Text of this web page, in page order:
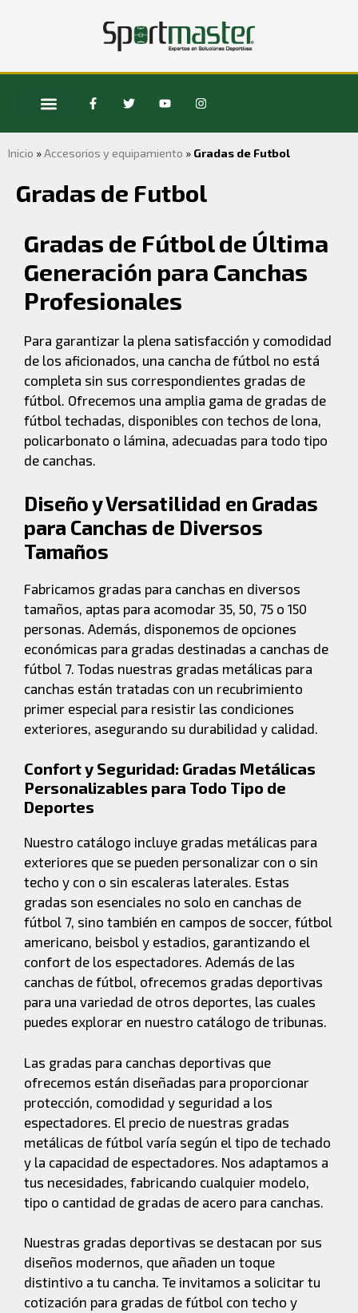
Inicio »Accesorios y equipamiento » Gradas de Futbol
Gradas de Futbol
Gradas de Fútbol de Última
Generación para Canchas
Profesionales
Para garantizar la plena satisfacción y comodidad
de los aficionados, una cancha de fútbol no está
completa sin sus correspondientes gradas de
fútbol. Ofrecemos una amplia gama de gradas de
fútbol techadas, disponibles con techos de lona,
policarbonato o lámina, adecuadas para todo tipo
de canchas.
Diseño y Versatilidad en Gradas
para Canchas de Diversos
Tamaños
Fabricamos gradas para canchas en diversos
tamaños, aptas para acomodar 35, 50, 75 o 150
personas. Además, disponemos de opciones
económicas para gradas destinadas a canchas de
fútbol 7. Todas nuestras gradas metálicas para
canchas están tratadas con un recubrimiento
primer especial para resistir las condiciones
exteriores, asegurando su durabilidad y calidad.
Confort y Seguridad: Gradas Metálicas
Personalizables para Todo Tipo de
Deportes
Nuestro catálogo incluye gradas metálicas para
exteriores que se pueden personalizar con o sin
techo y con o sin escaleras laterales. Estas
gradas son esenciales no solo en canchas de
fútbol 7, sino también en campos de soccer, fútbol
americano, beisbol y estadios, garantizando el
confort de los espectadores. Además de las
canchas de fútbol, ofrecemos gradas deportivas
para una variedad de otros deportes, las cuales
puedes explorar en nuestro catálogo de tribunas.
Las gradas para canchas deportivas que
ofrecemos están diseñadas para proporcionar
protección, comodidad y seguridad a los
espectadores. El precio de nuestras gradas
metálicas de fútbol varía según el tipo de techado
y la capacidad de espectadores. Nos adaptamos a
tus necesidades, fabricando cualquier modelo,
tipo o cantidad de gradas de acero para canchas.
Nuestras gradas deportivas se destacan por sus
diseños modernos, que añaden un toque
distintivo a tu cancha. Te invitamos a solicitar tu
cotización para gradas de fútbol con techo y